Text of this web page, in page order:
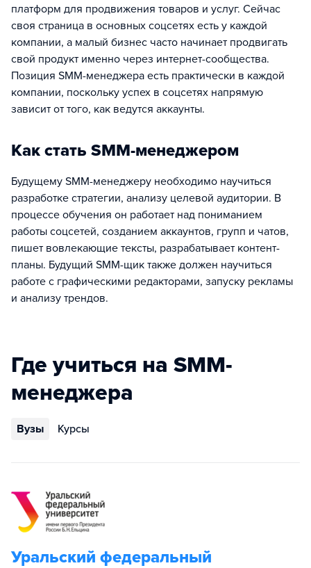
платформ для продвижения товаров и услуг. Сейчас
своя страница в основных соцсетях есть у каждой
компании, а малый бизнес часто начинает продвигать
свой продукт именно через интернет-сообщества.
Позиция SMM-менеджера есть практически в каждой
компании, поскольку успех в соцсетях напрямую
зависит от того, как ведутся аккаунты.
Как стать SMM-менеджером
Будущему SMM-менеджеру необходимо научиться
разработке стратегии, анализу целевой аудитории. В
процессе обучения он работает над пониманием
работы соцсетей, созданием аккаунтов, групп и чатов,
пишет вовлекающие тексты, разрабатывает контент-
планы. Будущий SMM-щик также должен научиться
работе с графическими редакторами, запуску рекламы
и анализу трендов.
Где учиться на SMM-
менеджера
Вузы Курсы
Уральский федеральный